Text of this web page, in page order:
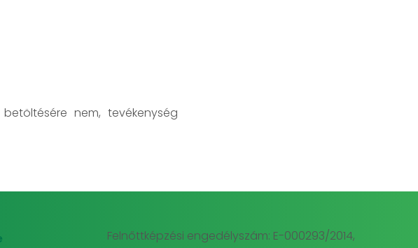
nem, tevékenység
Felnőttképzési engedélyszám: E-000293/2014,